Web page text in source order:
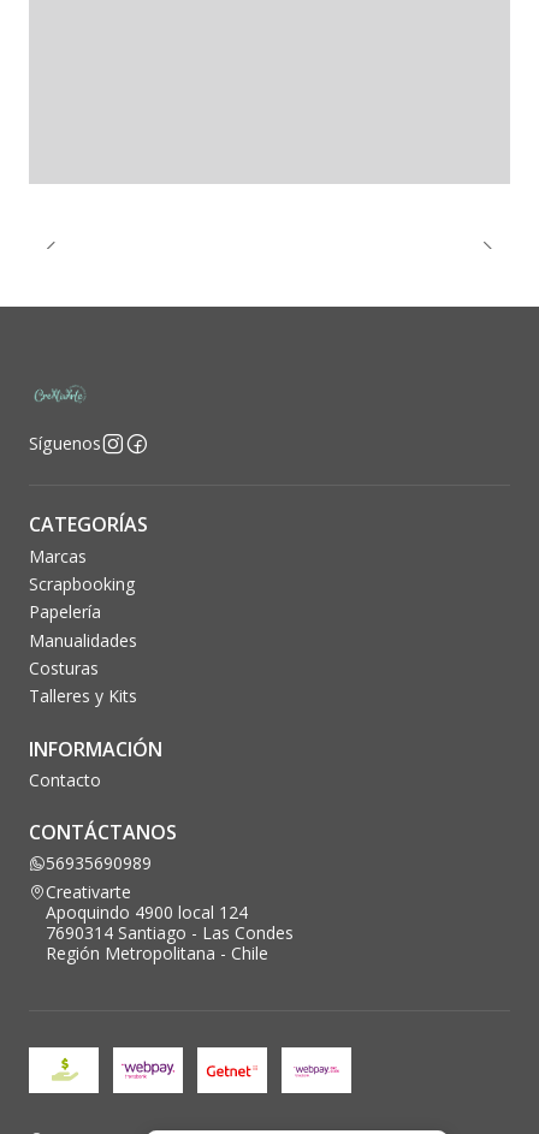
Síguenos
CATEGORÍAS
Marcas
Scrapbooking
Papelería
Manualidades
Costuras
Talleres y Kits
INFORMACIÓN
Contacto
CONTÁCTANOS
56935690989
Creativarte
Apoquindo 4900 local 124
7690314 Santiago - Las Condes
Región Metropolitana - Chile